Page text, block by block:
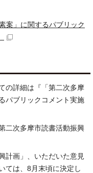
案」に関するパブリック
の詳細は『「第二次多摩
パブリックコメント実施
二次多摩市読書活動振興
計画」、いただいた意見
ては、8月末頃に決定し